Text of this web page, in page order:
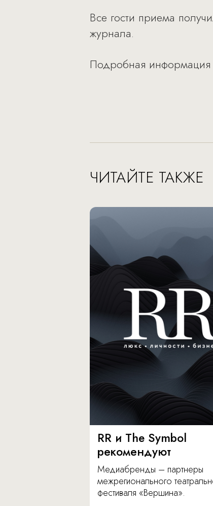
Все гости приема
журнала.
Подробная
ЧИТАЙТЕ ТАКЖЕ
RR и The Symbol
рекомендуют
Медиабренды – партнеры
межрегионального
фестиваля «Вершина».